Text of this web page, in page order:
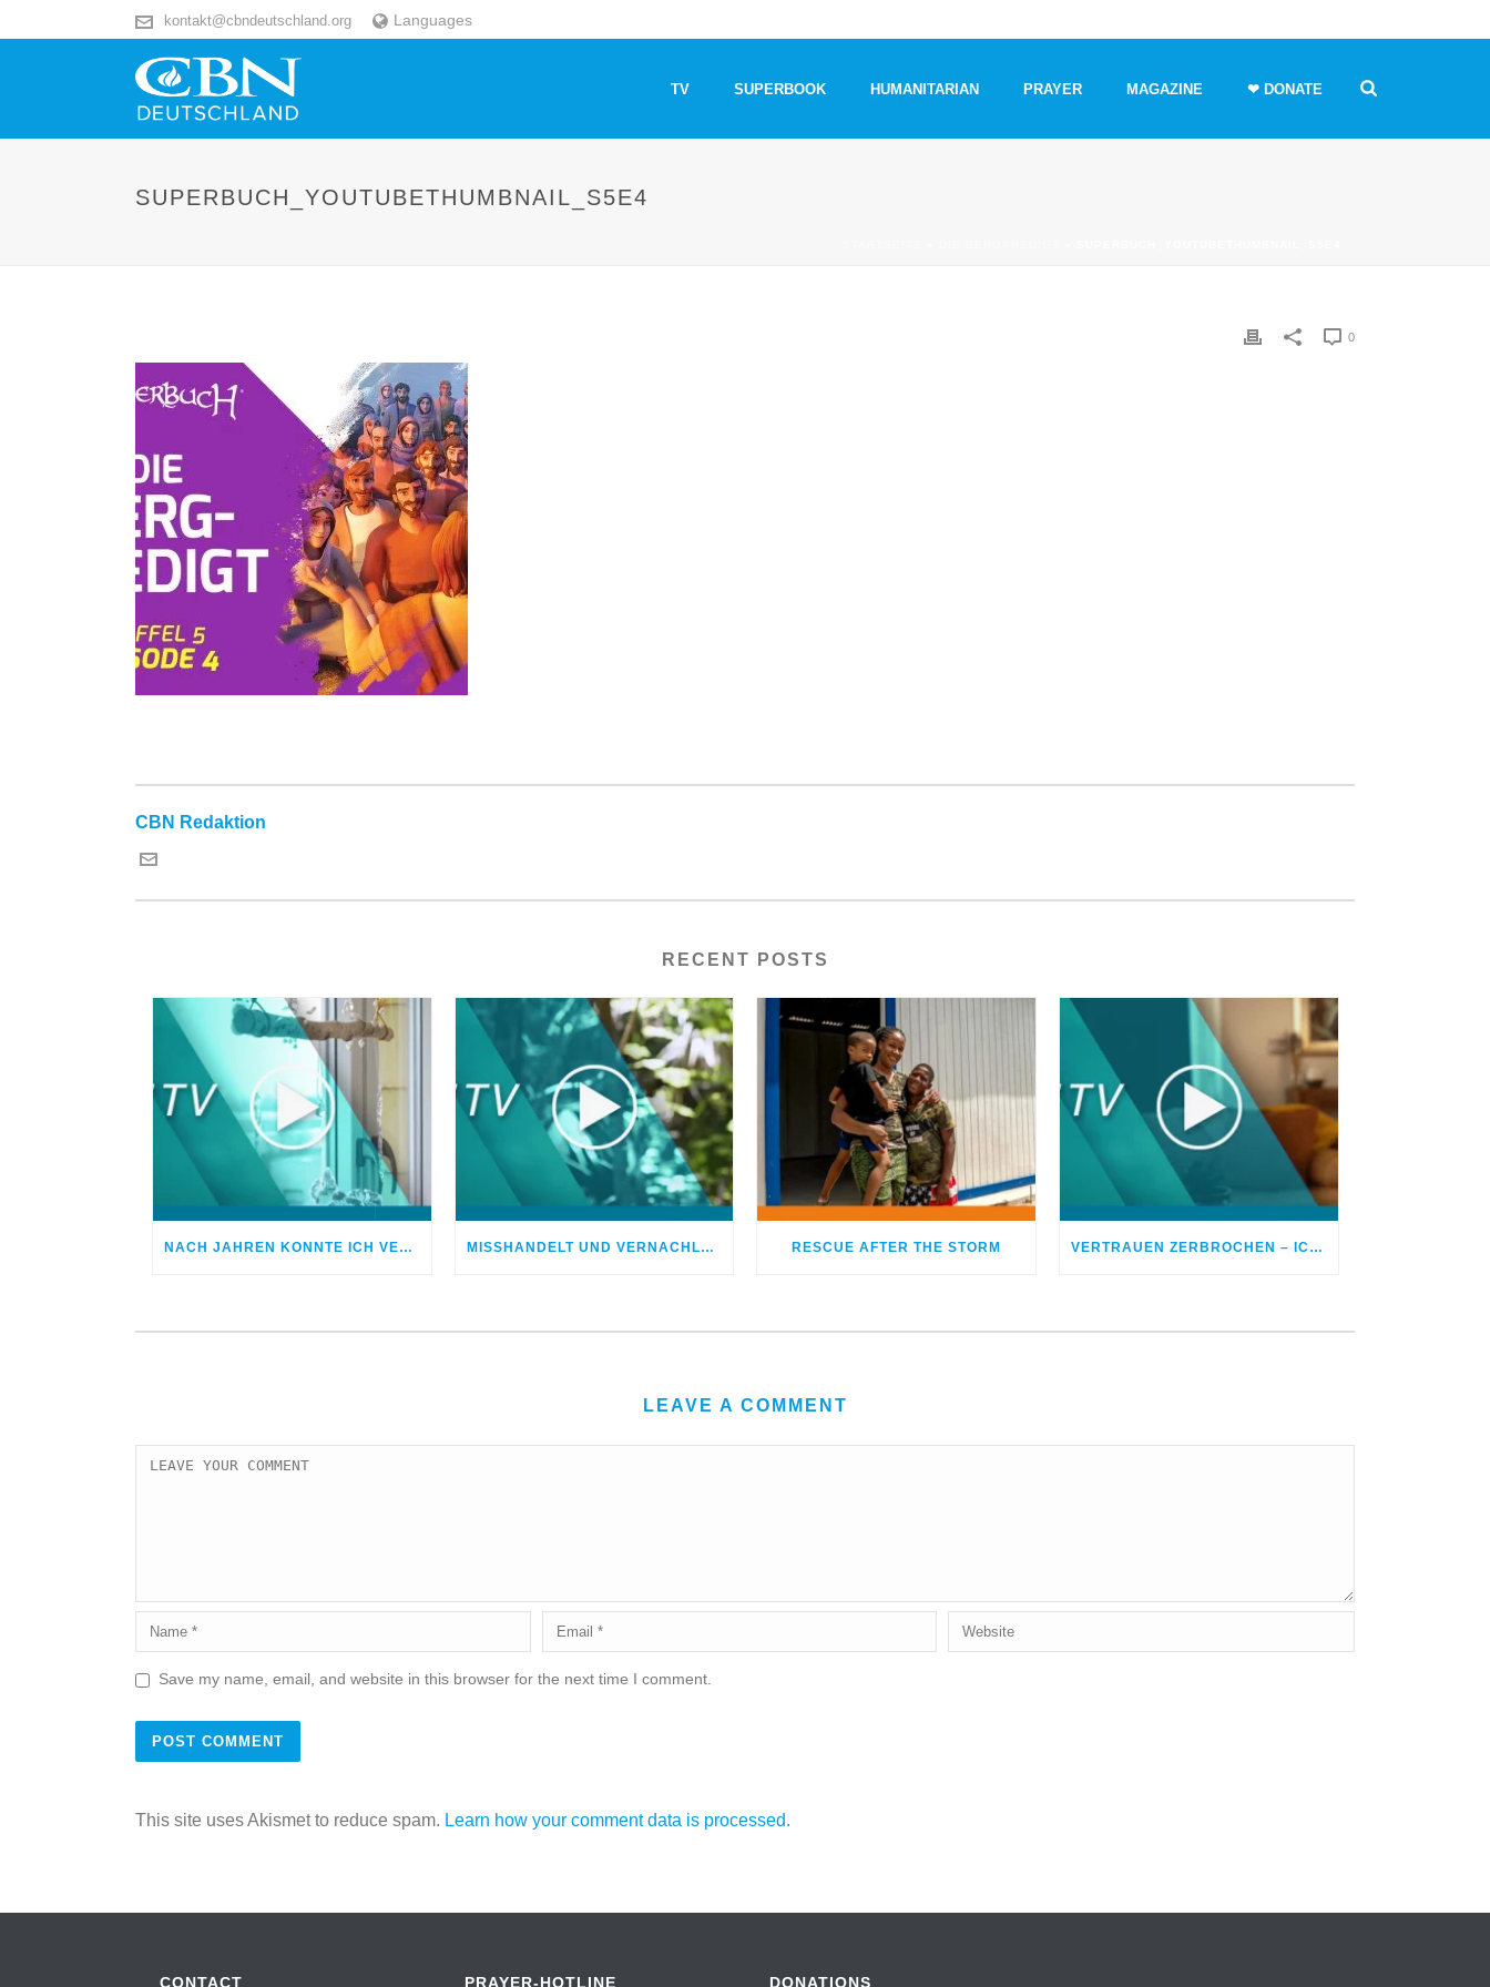
kontakt@cbndeutschland.org Languages
TV SUPERBOOK HUMANITARIAN PRAYER MAGAZINE ❤ DONATE
SUPERBUCH_YOUTUBETHUMBNAIL_S5E4
0
CBN Redaktion
RECENT POSTS
NACH JAHREN KONNTE ICH VERGEBEN MISSHANDELT UND VERNACHLÄSSIGT – DOCH GOTT HEILTE MEINE WUNDEN RESCUE AFTER THE STORM VERTRAUEN ZERBROCHEN – ICH BETROG MEINEN EHEPARTNER
LEAVE A COMMENT
Save my name, email, and website in this browser for the next time I comment.
This site uses Akismet to reduce spam. Learn how your comment data is processed.
CONTACT PRAYER-HOTLINE DONATIONS